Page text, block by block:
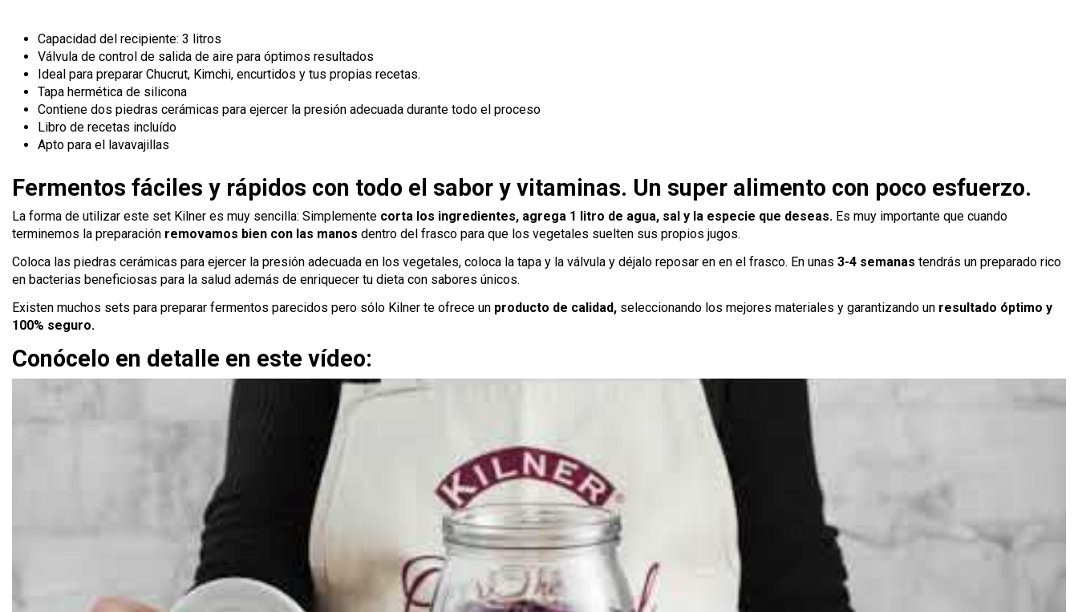
Capacidad del recipiente: 3 litros
Válvula de control de salida de aire para óptimos resultados
Ideal para preparar Chucrut, Kimchi, encurtidos y tus propias recetas.
Tapa hermética de silicona
Contiene dos piedras cerámicas para ejercer la presión adecuada durante todo el proceso
Libro de recetas incluído
Apto para el lavavajillas
Fermentos fáciles y rápidos con todo el sabor y vitaminas. Un super alimento con poco esfuerzo.
La forma de utilizar este set Kilner es muy sencilla: Simplemente corta los ingredientes, agrega 1 litro de agua, sal y la especie que deseas. Es muy importante que cuando
terminemos la preparación removamos bien con las manos dentro del frasco para que los vegetales suelten sus propios jugos.
Coloca las piedras cerámicas para ejercer la presión adecuada en los vegetales, coloca la tapa y la válvula y déjalo reposar en en el frasco. En unas 3-4 semanas tendrás un preparado rico
en bacterias beneficiosas para la salud además de enriquecer tu dieta con sabores únicos.
Existen muchos sets para preparar fermentos parecidos pero sólo Kilner te ofrece un producto de calidad, seleccionando los mejores materiales y garantizando un resultado óptimo y
100% seguro.
Conócelo en detalle en este vídeo: